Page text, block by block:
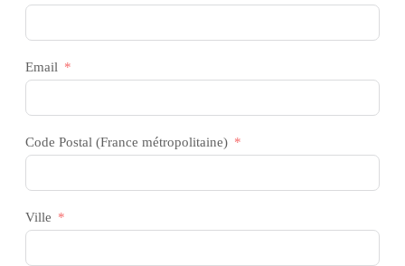
Email
Code Postal (France métropolitaine)
Ville